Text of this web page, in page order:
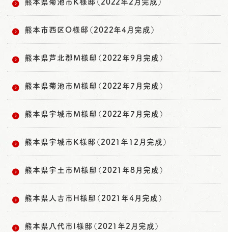
熊本市西区O様邸（2022年4月完成）
熊本県芦北郡M様邸（2022年9月完成）
熊本県菊池市M様邸（2022年7月完成）
熊本県宇城市M様邸（2022年7月完成）
熊本県宇城市K様邸（2021年12月完成）
熊本県宇土市M様邸（2021年8月完成）
熊本県人吉市H様邸（2021年4月完成）
熊本県八代市I様邸（2021年2月完成）